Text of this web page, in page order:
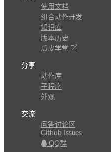
使用文档
组合动作开发
知识库
版本历史
瓜皮学堂
分享
动作库
子程序
外观
交流
问答讨论区
Github Issues
QQ群